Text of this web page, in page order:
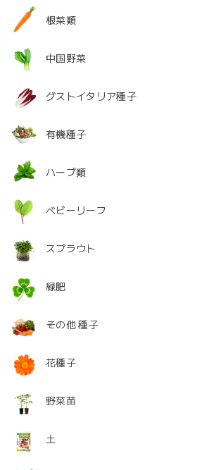
根菜類
中国野菜
グストイタリア種子
有機種子
ハーブ類
ベビーリーフ
スプラウト
緑肥
その他 種子
花種子
野菜苗
土